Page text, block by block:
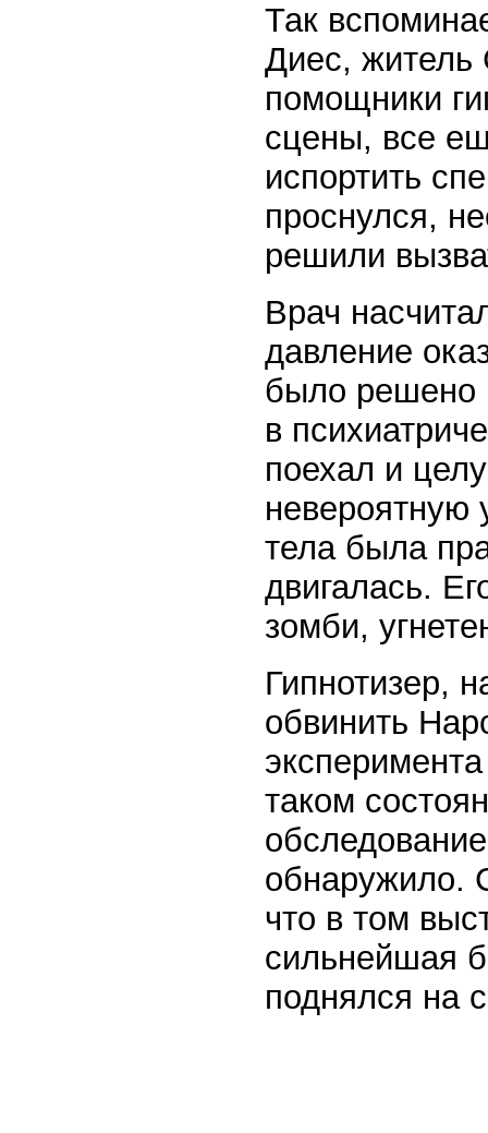
Так
Диес, житель
помощники
сцены, все
испортить
проснулся,
решили
Врач
давление
было решено
в
поехал и
невероятную
тела была
двигалась.
зомби,
Гипнотизер,
обвинить
таком
обнаружило.
что в том
сильнейшая
поднялся на